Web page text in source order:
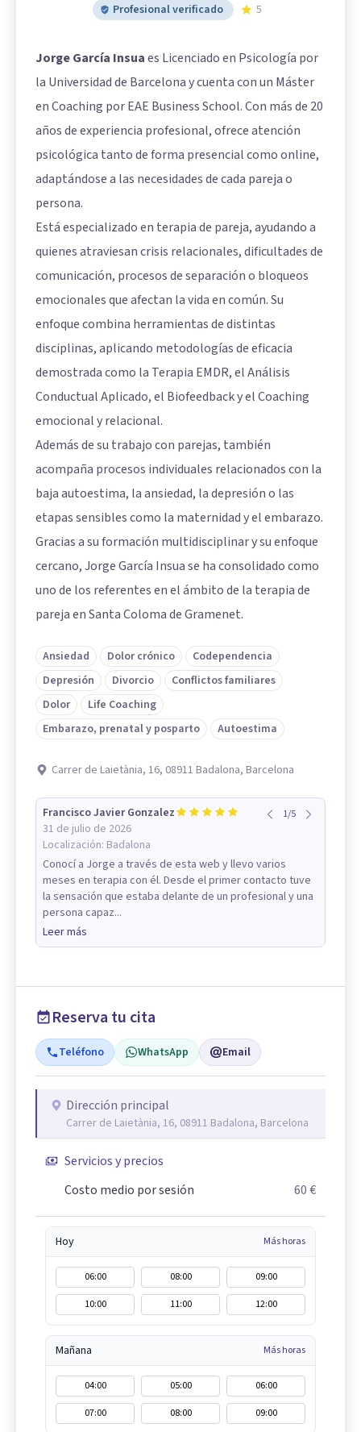
Profesional verificado 5
Jorge García Insuaes Licenciado en Psicología por
la Universidad de Barcelona y cuenta con un Máster
en Coaching por EAE Business School. Con más de 20
años de experiencia profesional, ofrece atención
psicológica tanto de forma presencial como online,
adaptándose a las necesidades de cada pareja o
persona.
Está especializado en terapia de pareja, ayudando a
quienes atraviesan crisis relacionales, dificultades de
comunicación, procesos de separación o bloqueos
emocionales que afectan la vida en común. Su
enfoque combina herramientas de distintas
disciplinas, aplicando metodologías de eficacia
demostrada como la Terapia EMDR, el Análisis
Conductual Aplicado, el Biofeedback y el Coaching
emocional y relacional.
Además de su trabajo con parejas, también
acompaña procesos individuales relacionados con la
baja autoestima, la ansiedad, la depresión o las
etapas sensibles como la maternidad y el embarazo.
Gracias a su formación multidisciplinar y su enfoque
cercano, Jorge García Insua se ha consolidado como
uno de los referentes en el ámbito de la terapia de
pareja en Santa Coloma de Gramenet.
Ansiedad Dolor crónico
Codependencia
Depresión
Divorcio
Conflictos familiares
Dolor
Life Coaching
Embarazo, prenatal y posparto
Autoestima
Carrer de Laietània, 16, 08911 Badalona, Barcelona
Francisco Javier Gonzalez
31 de julio de 2026
Localización: Badalona
1/5
Conocí a Jorge a través de esta web y llevo varios
meses en terapia con él. Desde el primer contacto tuve
la sensación que estaba delante de un profesional y una
persona capaz...
Leer más
Reserva tu cita
Teléfono WhatsApp Email
Dirección principal
Carrer de Laietània, 16, 08911 Badalona, Barcelona
Servicios y precios
Costo medio por sesión
60 €
Hoy Más horas
06:00 08:00
09:00
10:00
11:00 12:00
Mañana Más horas
04:00 05:00
06:00
07:00
08:00 09:00